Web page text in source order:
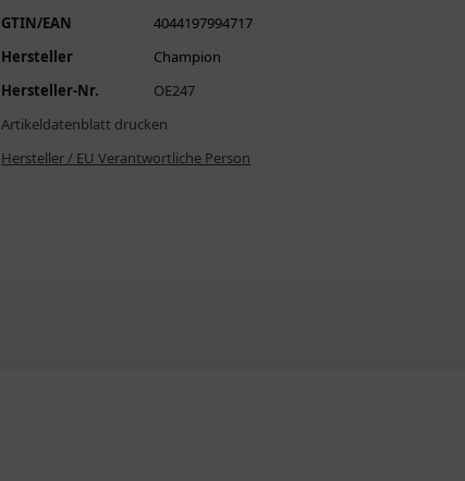
GTIN/EAN
4044197994717
Hersteller
Champion
Hersteller-Nr.
OE247
Artikeldatenblatt drucken
Hersteller / EU Verantwortliche Person